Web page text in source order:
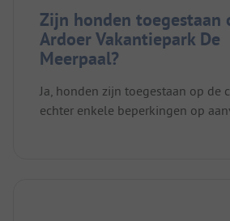
Zijn honden toegestaan
Ardoer Vakantiepark De
Meerpaal?
Ja, honden zijn toegestaan op de
echter enkele beperkingen op